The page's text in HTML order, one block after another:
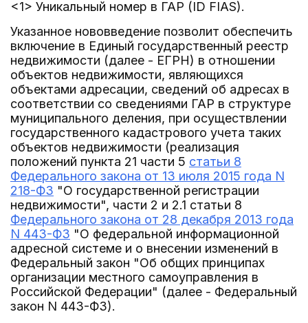
<1> Уникальный номер в ГАР (ID FIAS).
Указанное нововведение позволит обеспечить
включение в Единый государственный реестр
недвижимости (далее - ЕГРН) в отношении
объектов недвижимости, являющихся
объектами адресации, сведений об адресах в
соответствии со сведениями ГАР в структуре
муниципального деления, при осуществлении
государственного кадастрового учета таких
объектов недвижимости (реализация
положений пункта 21 части 5 статьи 8
Федерального закона от 13 июля 2015 года N
218-ФЗ "О государственной регистрации
недвижимости", части 2 и 2.1 статьи 8
Федерального закона от 28 декабря 2013 года
N 443-ФЗ "О федеральной информационной
адресной системе и о внесении изменений в
Федеральный закон "Об общих принципах
организации местного самоуправления в
Российской Федерации" (далее - Федеральный
закон N 443-ФЗ).